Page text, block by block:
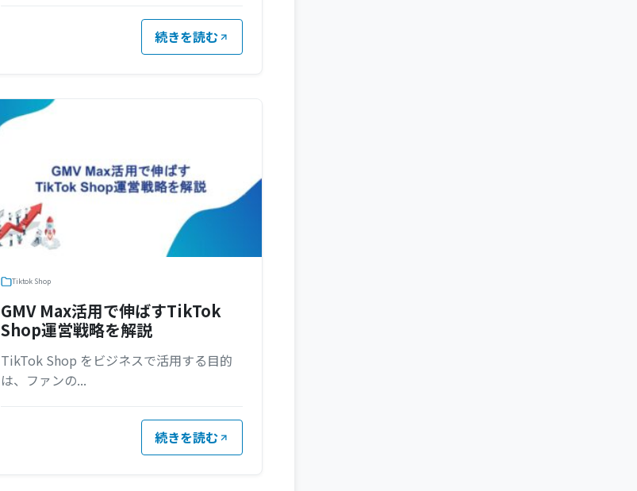
続きを読む
Tiktok Shop
GMV Max活用で伸ばすTikTok
Shop運営戦略を解説
TikTok Shop をビジネスで活用する目的
は、ファンの...
続きを読む